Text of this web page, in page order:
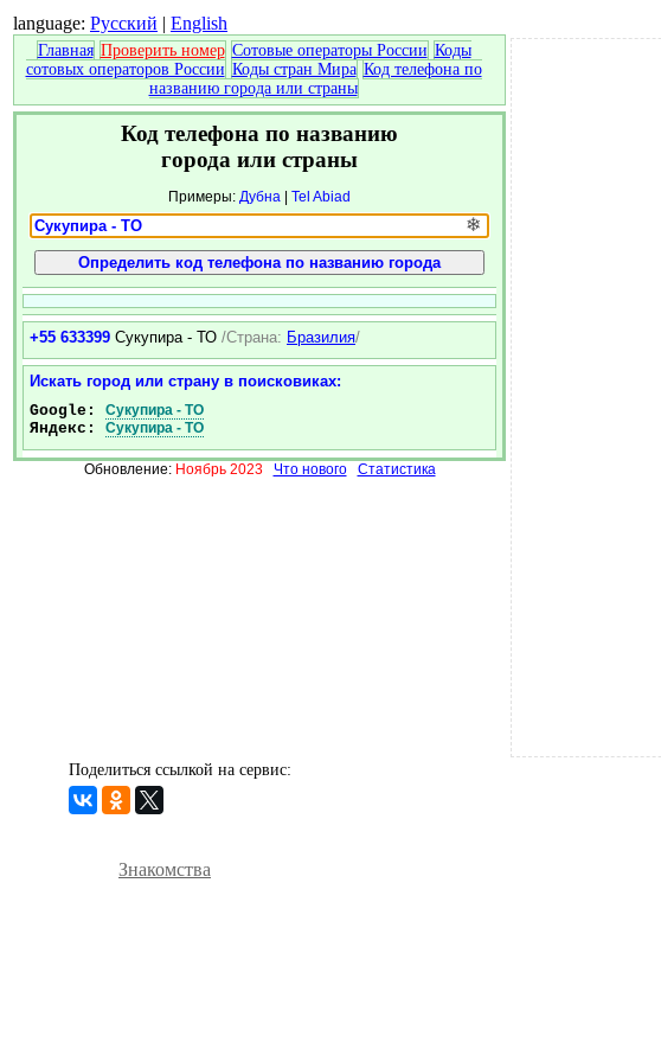
language: Русский | English
Главная Проверить номер Сотовые операторы России Коды
сотовых операторов России Коды стран Мира Код телефона по
названию города или страны
Код телефона по названию
города или страны
Примеры: Дубна | Tel Abiad
❄
+55 633399 Сукупира - ТО /Страна: Бразилия/
Искать город или страну в поисковиках:
Google: Сукупира - ТО
Яндекс: Сукупира - ТО
Обновление: Ноябрь 2023 Что нового Статистика
Поделиться ссылкой на сервис:
Знакомства